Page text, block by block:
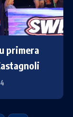
primera